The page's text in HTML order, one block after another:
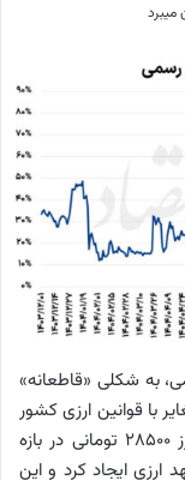
به شکلی «قاطعانه»
با قوانین ارزی کشور
دانست. براساس این بیانیه، استمرار سیاست ارز ۲۸۵۰۰ تومانی در بازه
بدهی و تعهد ارزی ایجاد کرد و این